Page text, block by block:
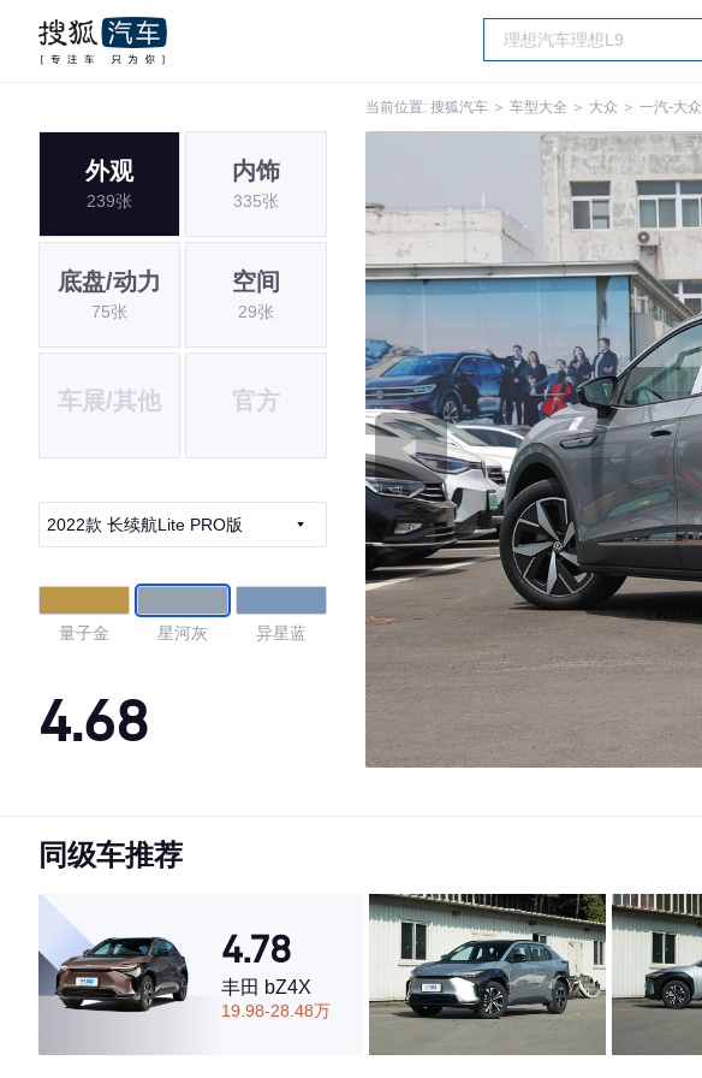
当前位置: 搜狐汽车 ＞ 车型大全 ＞ 大众 ＞ 一汽-大众
外观
239张
内饰
335张
底盘/动力
75张
空间
29张
车展/其他 官方
2022款 长续航Lite PRO版
量子金 星河灰 异星蓝
4.68
·内饰表现一般，低于75%同级车
·空间表现一般，低于54%同级车
同级车推荐
4.78
丰田 bZ4X
19.98-28.48万